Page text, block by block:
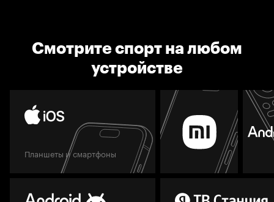
Смотрите спорт на любом
устройстве
Планшеты и смартфоны